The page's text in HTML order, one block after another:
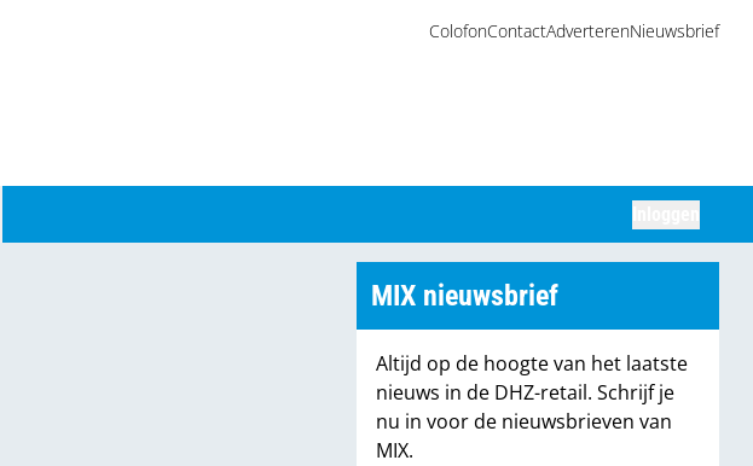
ColofonContactAdverterenNieuwsbrief
MIX nieuwsbrief
Altijd op de hoogte van het laatste
nieuws in de DHZ-retail. Schrijf je
nu in voor de nieuwsbrieven van
MIX.